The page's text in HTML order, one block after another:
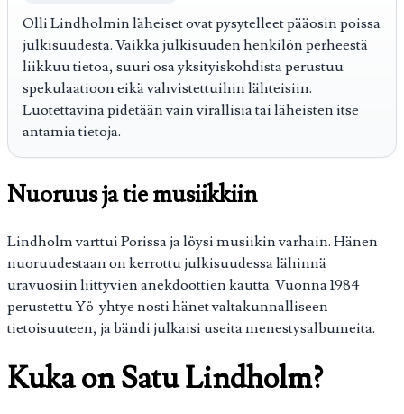
Olli Lindholmin läheiset ovat pysytelleet pääosin poissa
julkisuudesta. Vaikka julkisuuden henkilön perheestä
liikkuu tietoa, suuri osa yksityiskohdista perustuu
spekulaatioon eikä vahvistettuihin lähteisiin.
Luotettavina pidetään vain virallisia tai läheisten itse
antamia tietoja.
Nuoruus ja tie musiikkiin
Lindholm varttui Porissa ja löysi musiikin varhain. Hänen
nuoruudestaan on kerrottu julkisuudessa lähinnä
uravuosiin liittyvien anekdoottien kautta. Vuonna 1984
perustettu Yö-yhtye nosti hänet valtakunnalliseen
tietoisuuteen, ja bändi julkaisi useita menestysalbumeita.
Kuka on Satu Lindholm?